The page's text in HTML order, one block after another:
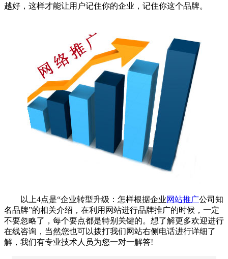
越好，这样才能让用户记住你的企业，记住你这个品牌。
以上4点是“企业转型升级：怎样根据企业网站推广公司知
名品牌”的相关介绍，在利用网站进行品牌推广的时候，一定
不要忽略了，每个要点都是特别关键的。想了解更多欢迎进行
在线咨询，当然您也可以拨打我们网站右侧电话进行详细了
解，我们有专业技术人员为您一对一解答!